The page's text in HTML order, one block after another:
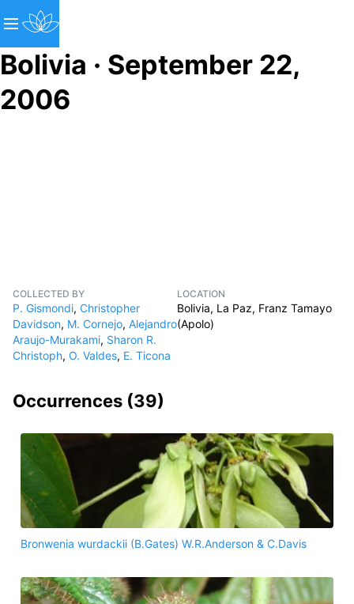
Bolivia · September 22,
2006
COLLECTED BY
P. Gismondi, Christopher
Davidson, M. Cornejo, Alejandro
Araujo-Murakami, Sharon R.
Christoph, O. Valdes, E. Ticona
LOCATION
Bolivia, La Paz, Franz Tamayo
(Apolo)
Occurrences (39)
Bronwenia wurdackii (B.Gates) W.R.Anderson & C.Davis